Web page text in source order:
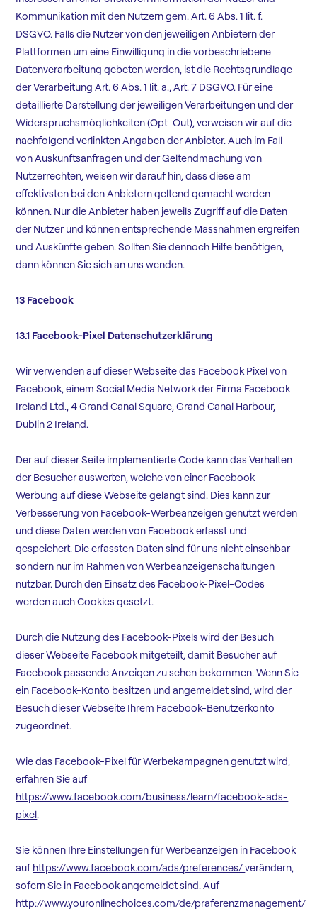
Kommunikation mit den Nutzern gem. Art. 6 Abs. 1 lit. f.
DSGVO. Falls die Nutzer von den jeweiligen Anbietern der
Plattformen um eine Einwilligung in die vorbeschriebene
Datenverarbeitung gebeten werden, ist die Rechtsgrundlage
der Verarbeitung Art. 6 Abs. 1 lit. a., Art. 7 DSGVO. Für eine
detaillierte Darstellung der jeweiligen Verarbeitungen und der
Widerspruchsmöglichkeiten (Opt-Out), verweisen wir auf die
nachfolgend verlinkten Angaben der Anbieter. Auch im Fall
von Auskunftsanfragen und der Geltendmachung von
Nutzerrechten, weisen wir darauf hin, dass diese am
effektivsten bei den Anbietern geltend gemacht werden
können. Nur die Anbieter haben jeweils Zugriff auf die Daten
der Nutzer und können entsprechende Massnahmen ergreifen
und Auskünfte geben. Sollten Sie dennoch Hilfe benötigen,
dann können Sie sich an uns wenden.
13 Facebook
13.1 Facebook-Pixel Datenschutzerklärung
Wir verwenden auf dieser Webseite das Facebook Pixel von
Facebook, einem Social Media Network der Firma Facebook
Ireland Ltd., 4 Grand Canal Square, Grand Canal Harbour,
Dublin 2 Ireland.
Der auf dieser Seite implementierte Code kann das Verhalten
der Besucher auswerten, welche von einer Facebook-
Werbung auf diese Webseite gelangt sind. Dies kann zur
Verbesserung von Facebook-Werbeanzeigen genutzt werden
und diese Daten werden von Facebook erfasst und
gespeichert. Die erfassten Daten sind für uns nicht einsehbar
sondern nur im Rahmen von Werbeanzeigenschaltungen
nutzbar. Durch den Einsatz des Facebook-Pixel-Codes
werden auch Cookies gesetzt.
Durch die Nutzung des Facebook-Pixels wird der Besuch
dieser Webseite Facebook mitgeteilt, damit Besucher auf
Facebook passende Anzeigen zu sehen bekommen. Wenn Sie
ein Facebook-Konto besitzen und angemeldet sind, wird der
Besuch dieser Webseite Ihrem Facebook-Benutzerkonto
zugeordnet.
Wie das Facebook-Pixel für Werbekampagnen genutzt wird,
erfahren Sie auf
https://www.facebook.com/business/learn/facebook-ads-
pixel.
Sie können Ihre Einstellungen für Werbeanzeigen in Facebook
auf https://www.facebook.com/ads/preferences/verändern,
sofern Sie in Facebook angemeldet sind. Auf
http://www.youronlinechoices.com/de/praferenzmanagement/